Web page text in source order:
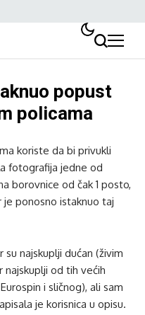
popust
policama
koriste da bi privukli
fotografija jedne od
borovnice od čak 1 posto,
je ponosno istaknuo taj
najskuplji dućan (živim
od tih većih
i sličnog), ali sam
je korisnica u opisu.